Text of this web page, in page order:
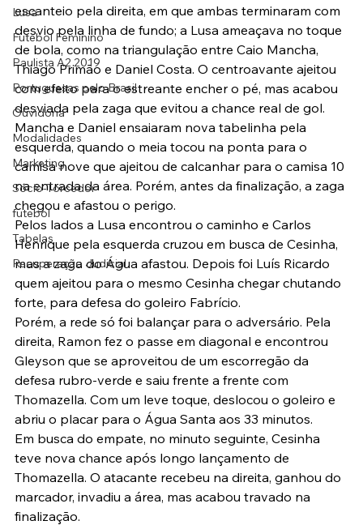
Lusa
Futebol Feminino
Paulista A2 2019
Portuguesas pelo Brasil
Ouvidoria
Modalidades
Marketing
Sócio-Torcedor
futebol
Tabelas
Recuperação Judicial
escanteio pela direita, em que ambas terminaram com
desvio pela linha de fundo; a Lusa ameaçava no toque
de bola, como na triangulação entre Caio Mancha,
Thiago Primão e Daniel Costa. O centroavante ajeitou
com efeito para o estreante encher o pé, mas acabou
desviada pela zaga que evitou a chance real de gol.
Mancha e Daniel ensaiaram nova tabelinha pela
esquerda, quando o meia tocou na ponta para o
camisa nove que ajeitou de calcanhar para o camisa 10
na entrada da área. Porém, antes da finalização, a zaga
chegou e afastou o perigo.
Pelos lados a Lusa encontrou o caminho e Carlos
Henrique pela esquerda cruzou em busca de Cesinha,
mas a zaga do Água afastou. Depois foi Luís Ricardo
quem ajeitou para o mesmo Cesinha chegar chutando
forte, para defesa do goleiro Fabrício.
Porém, a rede só foi balançar para o adversário. Pela
direita, Ramon fez o passe em diagonal e encontrou
Gleyson que se aproveitou de um escorregão da
defesa rubro-verde e saiu frente a frente com
Thomazella. Com um leve toque, deslocou o goleiro e
abriu o placar para o Água Santa aos 33 minutos.
Em busca do empate, no minuto seguinte, Cesinha
teve nova chance após longo lançamento de
Thomazella. O atacante recebeu na direita, ganhou do
marcador, invadiu a área, mas acabou travado na
finalização.